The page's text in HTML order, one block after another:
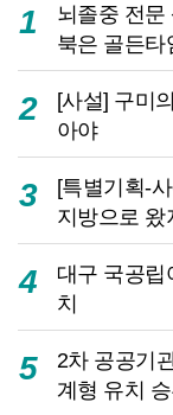
1
뇌졸중 전
북은 골든타
2
[사설] 구미
아야
3
[특별기획-
지방으로 왔
4
대구 국공립
치
5
2차 공공기
계형 유치